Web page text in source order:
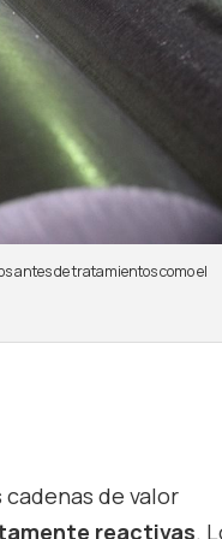
antes de tratamientos como el
de valor
reactivas.